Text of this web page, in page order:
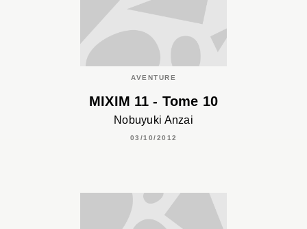
AVENTURE
MIXIM 11 - Tome 10
Nobuyuki Anzai
03/10/2012